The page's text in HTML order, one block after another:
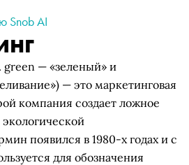
Snob AI
green — «зеленый» и
— это маркетинговая
компания создает ложное
появился в 1980-х годах и с
для обозначения